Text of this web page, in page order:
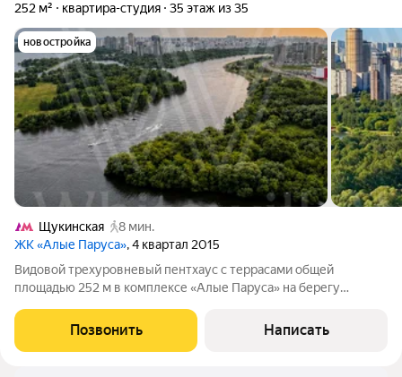
252 м² квартира-студия 35 этаж из 35
новостройка
Щукинская
8 мин.
ЖК «Алые Паруса», 4 квартал 2015
Видовой трехуровневый пентхаус с террасами общей
площадью 252 м в комплексе «Алые Паруса» на берегу
первом уровне выполнена дизайнерская отделка в тёплых
тонах. Высокие потолки украшают витражи.
Позвонить Написать